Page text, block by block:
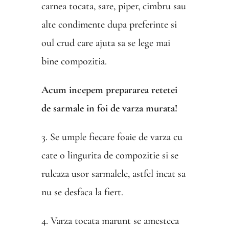
carnea tocata, sare, piper, cimbru sau
alte condimente dupa preferinte si
oul crud care ajuta sa se lege mai
bine compozitia.
Acum incepem prepararea retetei
de sarmale in foi de varza murata!
3. Se umple fiecare foaie de varza cu
cate o lingurita de compozitie si se
ruleaza usor sarmalele, astfel incat sa
nu se desfaca la fiert.
4. Varza tocata marunt se amesteca